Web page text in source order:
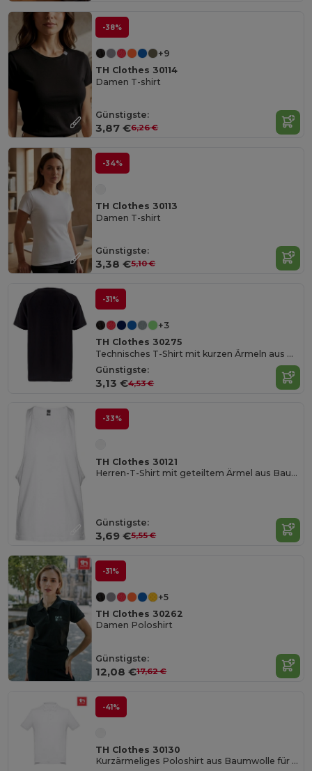
-38%
+9
TH Clothes 30114
Damen T-shirt
Günstigste:
3,87 €6,26 €
-34%
TH Clothes 30113
Damen T-shirt
Günstigste:
3,38 €5,10 €
-31%
+3
TH Clothes 30275
Technisches T-Shirt mit kurzen Ärmeln aus Polyester für Kinder
Günstigste:
3,13 €4,53 €
-33%
TH Clothes 30121
Herren-T-Shirt mit geteiltem Ärmel aus Baumwolle
Günstigste:
3,69 €5,55 €
-31%
+5
TH Clothes 30262
Damen Poloshirt
Günstigste:
12,08 €17,62 €
-41%
TH Clothes 30130
Kurzärmeliges Poloshirt aus Baumwolle für Herren. Weiße Farbe